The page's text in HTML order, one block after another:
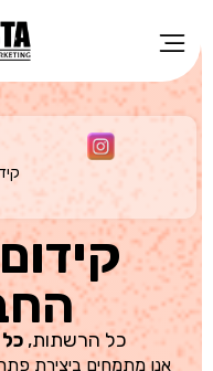
כל הרשתות,
אנו מתמחים ביצירת